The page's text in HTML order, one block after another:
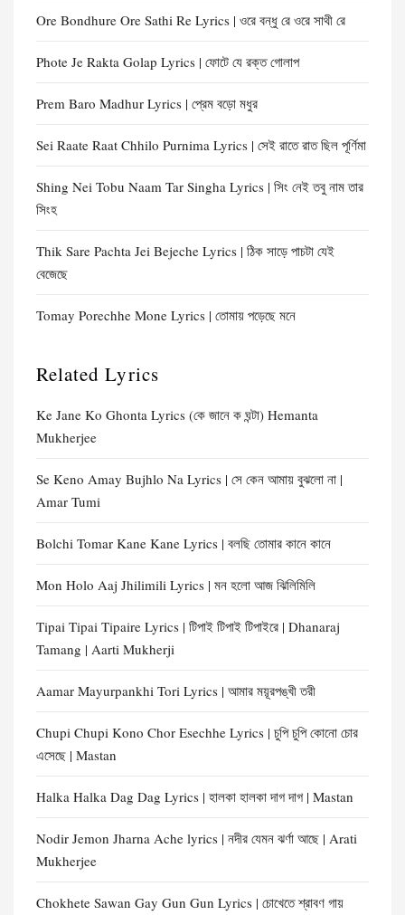
Ore Bondhure Ore Sathi Re Lyrics | ওরে বন্ধু রে ওরে সাথী রে
Phote Je Rakta Golap Lyrics | ফোটে যে রক্ত গোলাপ
Prem Baro Madhur Lyrics | প্রেম বড়ো মধুর
Sei Raate Raat Chhilo Purnima Lyrics | সেই রাতে রাত ছিল পূর্ণিমা
Shing Nei Tobu Naam Tar Singha Lyrics | সিং নেই তবু নাম তার
সিংহ
Thik Sare Pachta Jei Bejeche Lyrics | ঠিক সাড়ে পাচটা যেই
বেজেছে
Tomay Porechhe Mone Lyrics | তোমায় পড়েছে মনে
Related Lyrics
Ke Jane Ko Ghonta Lyrics (কে জানে ক ঘন্টা) Hemanta
Mukherjee
Se Keno Amay Bujhlo Na Lyrics | সে কেন আমায় বুঝলো না |
Amar Tumi
Bolchi Tomar Kane Kane Lyrics | বলছি তোমার কানে কানে
Mon Holo Aaj Jhilimili Lyrics | মন হলো আজ ঝিলিমিলি
Tipai Tipai Tipaire Lyrics | টিপাই টিপাই টিপাইরে | Dhanaraj
Tamang | Aarti Mukherji
Aamar Mayurpankhi Tori Lyrics | আমার ময়ূরপঙ্খী তরী
Chupi Chupi Kono Chor Esechhe Lyrics | চুপি চুপি কোনো চোর
এসেছে | Mastan
Halka Halka Dag Dag Lyrics | হালকা হালকা দাগ দাগ | Mastan
Nodir Jemon Jharna Ache lyrics | নদীর যেমন ঝর্ণা আছে | Arati
Mukherjee
Chokhete Sawan Gay Gun Gun Lyrics | চোখেতে শ্রাবণ গায়